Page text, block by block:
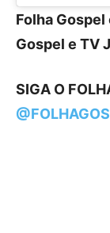
Folha
Gospel e TV
SIGA O